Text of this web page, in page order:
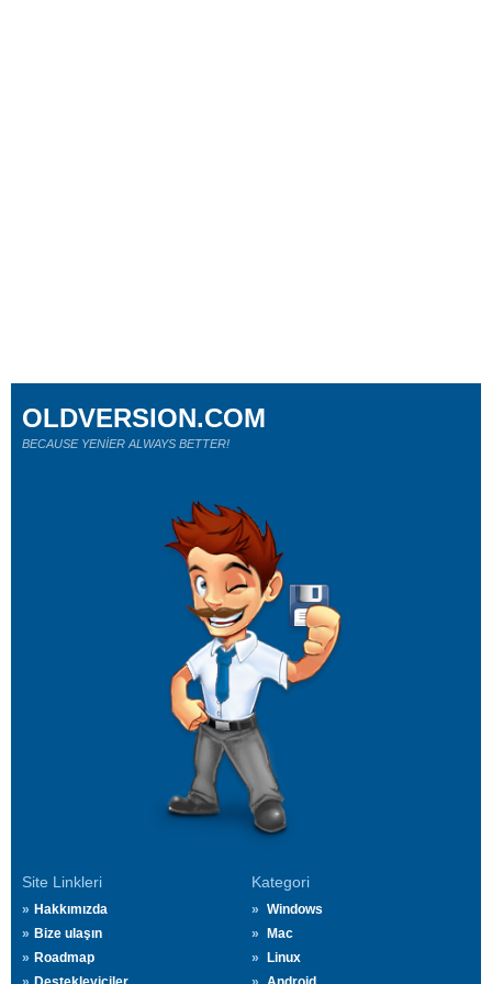
Site Linkleri
Hakkımızda
Bize ulaşın
Roadmap
Kategori
Windows
Mac
Linux
OLDVERSION.COM
BECAUSE YENİER ALWAYS BETTER!